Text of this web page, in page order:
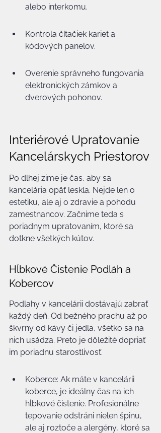
alebo interkomu.
Kontrola čítačiek kariet a
kódových panelov.
Overenie správneho fungovania
elektronických zámkov a
dverových pohonov.
Interiérové Upratovanie
Kancelárskych Priestorov
Po dlhej zime je čas, aby sa
kancelária opäť leskla. Nejde len o
estetiku, ale aj o zdravie a pohodu
zamestnancov. Začnime teda s
poriadnym upratovaním, ktoré sa
dotkne všetkých kútov.
Hĺbkové Čistenie Podláh a
Kobercov
Podlahy v kancelárii dostávajú zabrať
každý deň. Od bežného prachu až po
škvrny od kávy či jedla, všetko sa na
nich usádza. Preto je dôležité dopriať
im poriadnu starostlivosť.
Koberce: Ak máte v kancelárii
koberce, je ideálny čas na ich
hĺbkové čistenie. Profesionálne
tepovanie odstráni nielen špinu,
ale aj roztoče a alergény, ktoré sa